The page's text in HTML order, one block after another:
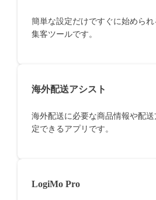
簡単な設定だけですぐに始めら
集客ツールです。
海外配送アシスト
海外配送に必要な商品情報や配
定できるアプリです。
LogiMo Pro